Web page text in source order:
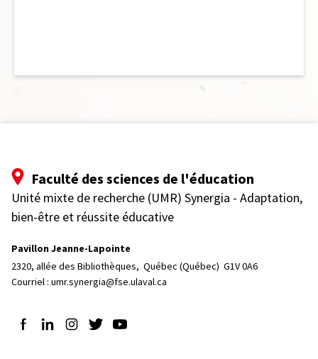
Faculté des sciences de l'éducation
Unité mixte de recherche (UMR) Synergia - Adaptation,
bien-être et réussite éducative
Pavillon Jeanne-Lapointe
2320, allée des Bibliothèques, Québec (Québec)  G1V 0A6
Courriel : umr.synergia@fse.ulaval.ca
Suivez-nous sur Facebook
Suivez-nous sur LinkedIn
Suivez-nous sur Instagram
Suivez-nous sur Twitter
Suivez-nous sur YouTube